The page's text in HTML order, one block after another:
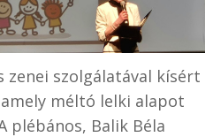
szolgálatával kísért
méltó lelki alapot
plébános, Balik Béla